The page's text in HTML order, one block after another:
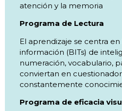
atención y la memoria
Programa de Lectura
El aprendizaje se centra
información (BITs) de
numeración, vocabulario,
conviertan en
constantemente
Programa de eficacia